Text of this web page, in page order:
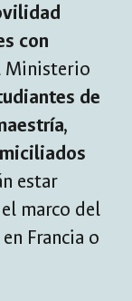
con
Ministerio
de
estar
marco del
Francia o